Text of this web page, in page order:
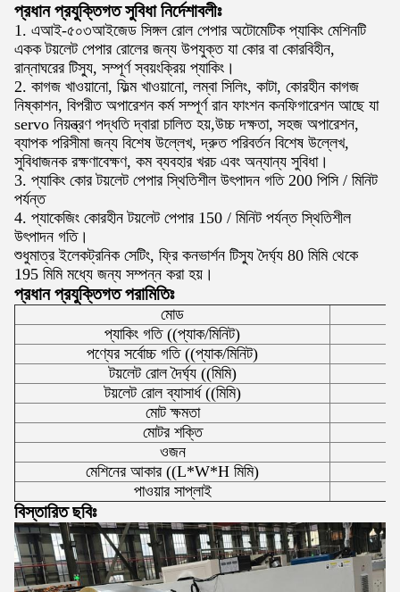
প্রধান প্রযুক্তিগত সুবিধা নির্দেশাবলীঃ
1. এআই-৫০৩আইজেড সিঙ্গল রোল পেপার অটোমেটিক প্যাকিং মেশিনটি
একক টয়লেট পেপার রোলের জন্য উপযুক্ত যা কোর বা কোরবিহীন,
রান্নাঘরের টিস্যু, সম্পূর্ণ স্বয়ংক্রিয় প্যাকিং।
2. কাগজ খাওয়ানো, ফিল্ম খাওয়ানো, লম্বা সিলিং, কাটা, কোরহীন কাগজ
নিষ্কাশন, বিপরীত অপারেশন কর্ম সম্পূর্ণ রান ফাংশন কনফিগারেশন আছে যা
servo নিয়ন্ত্রণ পদ্ধতি দ্বারা চালিত হয়,উচ্চ দক্ষতা, সহজ অপারেশন,
ব্যাপক পরিসীমা জন্য বিশেষ উল্লেখ, দ্রুত পরিবর্তন বিশেষ উল্লেখ,
সুবিধাজনক রক্ষণাবেক্ষণ, কম ব্যবহার খরচ এবং অন্যান্য সুবিধা।
3. প্যাকিং কোর টয়লেট পেপার স্থিতিশীল উৎপাদন গতি 200 পিসি / মিনিট
পর্যন্ত
4. প্যাকেজিং কোরহীন টয়লেট পেপার 150 / মিনিট পর্যন্ত স্থিতিশীল
উৎপাদন গতি।
শুধুমাত্র ইলেকট্রনিক সেটিং, ফ্রি কনভার্শন টিস্যু দৈর্ঘ্য 80 মিমি থেকে
195 মিমি মধ্যে জন্য সম্পন্ন করা হয়।
প্রধান প্রযুক্তিগত পরামিতিঃ
মোড
প্যাকিং গতি ((প্যাক/মিনিট)
পণ্যের সর্বোচ্চ গতি ((প্যাক/মিনিট)
টয়লেট রোল দৈর্ঘ্য ((মিমি)
টয়লেট রোল ব্যাসার্ধ ((মিমি)
মোট ক্ষমতা
মোটর শক্তি
ওজন
মেশিনের আকার ((L*W*H মিমি)
পাওয়ার সাপ্লাই
বিস্তারিত ছবিঃ